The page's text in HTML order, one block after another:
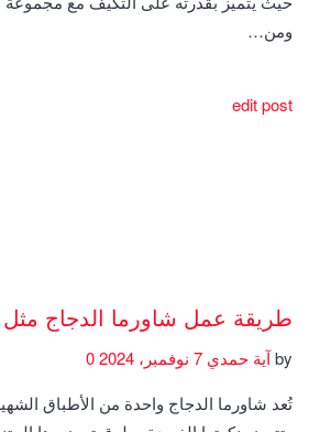
ومن…
edit post
طريقة عمل شاورما الدجاج
byآية حمدي
تُعد شاورما الدجاج واحدة من الأطباق